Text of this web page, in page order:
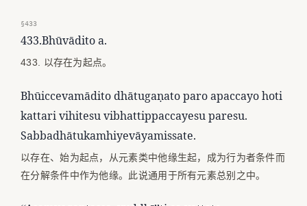
§433
433.Bhūvādito a.
433. 以存在为起点。
Bhūiccevamādito dhātugaṇato paro apaccayo hoti
kattari vihitesu vibhattippaccayesu paresu.
Sabbadhātukamhiyevāyamissate.
以存在、始为起点，从元素类中他缘生起，成为行为者条件而
在分解条件中作为他缘。此说通用于所有元素总别之中。